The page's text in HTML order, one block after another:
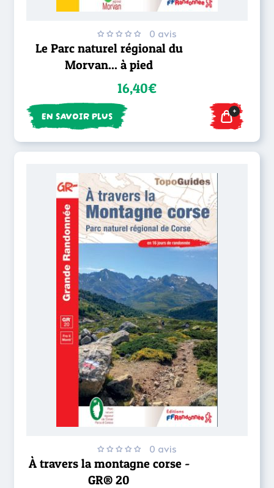
0 avis
Le Parc naturel régional du
Morvan... à pied
16,40€
EN SAVOIR PLUS +
0 avis
À travers la montagne corse -
GR® 20